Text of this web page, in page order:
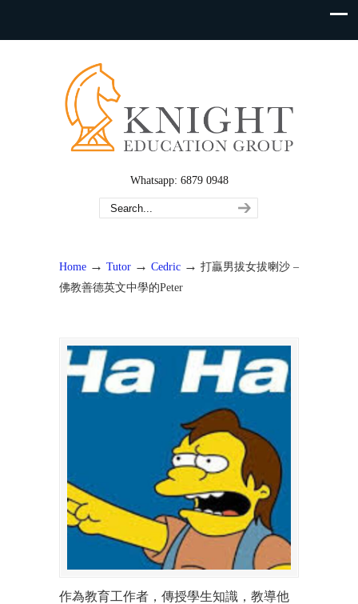
Whatsapp: 6879 0948
Home → Tutor → Cedric → 打贏男拔女拔喇沙 –
佛教善德英文中學的Peter
作為教育工作者，傳授學生知識，教導他